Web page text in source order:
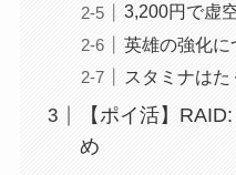
3,200円で虚
英雄の強化に
スタミナはた
【ポイ活】
め